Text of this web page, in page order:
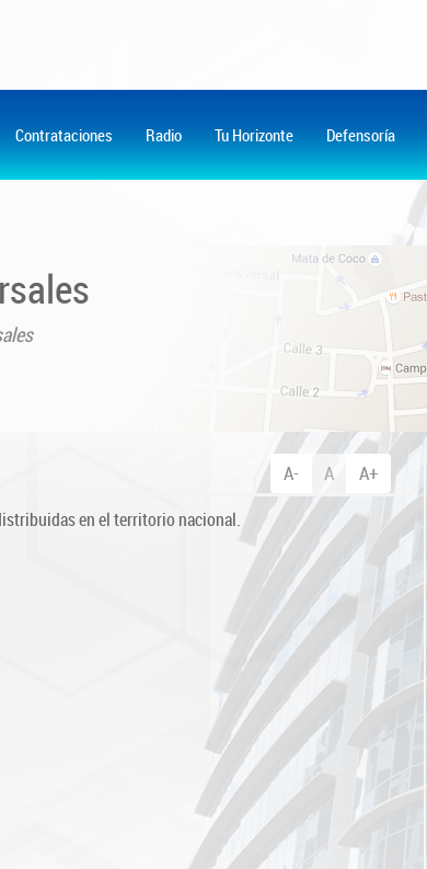
Contrataciones Radio Tu Horizonte Defensoría
A- A A+
en el territorio nacional.